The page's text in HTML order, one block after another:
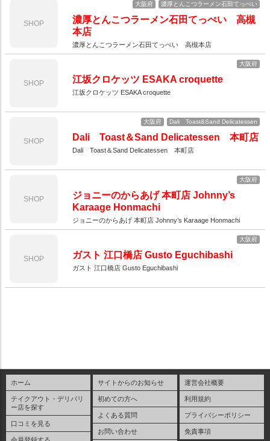
SHOP
大阪府 濃厚とんこつラーメン石田てっぺい
濃厚とんこつラーメン石田てっぺい 高槻
本店
濃厚とんこつラーメン石田てっぺい 高槻本店
SHOP
大阪府
江坂クロケッツ ESAKA croquette
江坂クロケッツ ESAKA croquette
SHOP
大阪府 Dali Toast&Sand Delicatessen
Dali Toast＆Sand Delicatessen 本町店
Dali Toast＆Sand Delicatessen 本町店
SHOP
大阪府
ジョニーのからあげ 本町店 Johnny’s
Karaage Honmachi
ジョニーのからあげ 本町店 Johnny’s Karaage Honmachi
SHOP
大阪府
ガスト 江口橋店 Gusto Eguchibashi
ガスト 江口橋店 Gusto Eguchibashi
ホーム
テイクアウト・デリバリ
ー店を探す
口コミを見る
サイトからのお知らせ
初めての方へ
よくある質問
お問い合わせ
運営会社概要
利用規約
プライバシーポリシー
免責事項